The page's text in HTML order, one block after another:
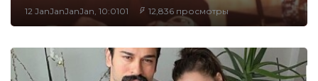
12 JanJanJanJan, 10:0101 12,836 просмотры